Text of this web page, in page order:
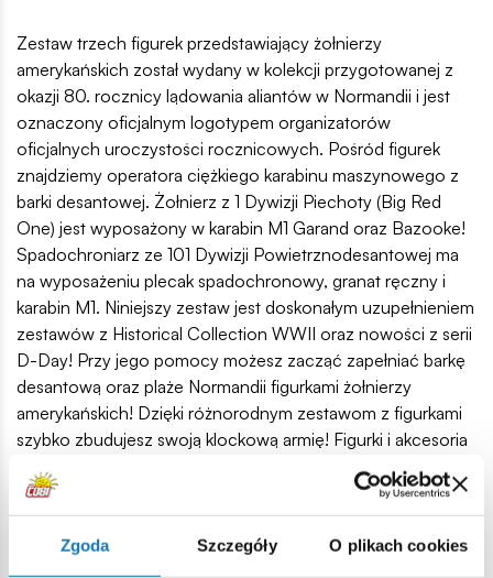
Zgoda Szczegóły O plikach cookies
Zestaw trzech figurek przedstawiający żołnierzy
amerykańskich został wydany w kolekcji przygotowanej z
okazji 80. rocznicy lądowania aliantów w Normandii i jest
oznaczony oficjalnym logotypem organizatorów
oficjalnych uroczystości rocznicowych. Pośród figurek
znajdziemy operatora ciężkiego karabinu maszynowego z
barki desantowej. Żołnierz z 1 Dywizji Piechoty (Big Red
One) jest wyposażony w karabin M1 Garand oraz Bazooke!
Spadochroniarz ze 101 Dywizji Powietrznodesantowej ma
na wyposażeniu plecak spadochronowy, granat ręczny i
karabin M1. Niniejszy zestaw jest doskonałym uzupełnieniem
zestawów z Historical Collection WWII oraz nowości z serii
D-Day! Przy jego pomocy możesz zacząć zapełniać barkę
desantową oraz plaże Normandii figurkami żołnierzy
amerykańskich! Dzięki różnorodnym zestawom z figurkami
szybko zbudujesz swoją klockową armię! Figurki i akcesoria
możesz wykorzystać przy budowie scenek i dioram.
Sprawdź również inne zestawy z figurkami!
34 wysokiej jakości elementów,
wyprodukowane w UE przez firmę z ponad 20-letnią